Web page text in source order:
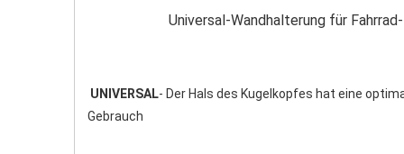
Universal-Wandhalterung für
UNIVERSAL- Der Hals des Kugelkopfes hat eine
Gebrauch